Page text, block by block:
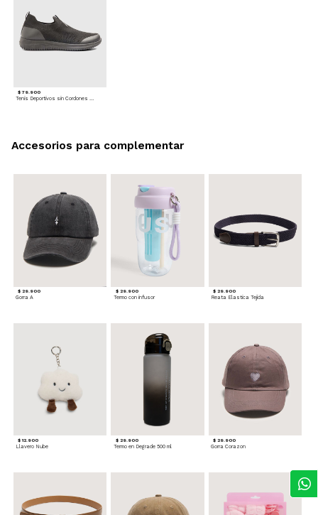
$ 79.900
Tenis Deportivos sin Cordones para hombre
$ 29.900
Gorra A
$ 29.900
Termo con infusor
$ 29.900
Reata Elastica Tejida
$ 12.900
Llavero Nube
$ 29.900
Termo en Degrade 500 ml
$ 29.900
Gorra Corazon
Accesorios para complementar